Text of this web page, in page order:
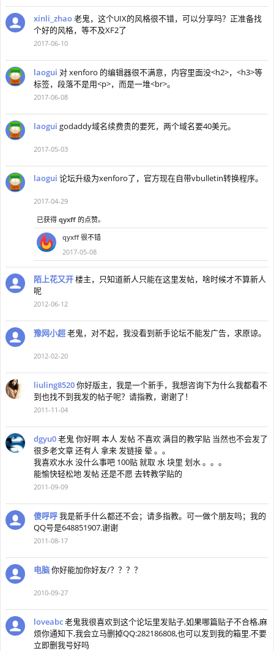
xinli_zhao老鬼，这个UIX的风格很不错，可以分享吗？正准备找
个好的风格，等不及XF2了
2017-06-10
laogui 对 xenforo 的编辑器很不满意，内容里面没<h2>，<h3>等
标签，段落不是用<p>，而是一堆<br>。
2017-06-08
laogui godaddy域名续费贵的要死，两个域名要40美元。
2017-05-03
laogui 论坛升级为xenforo了，官方现在自带vbulletin转换程序。
2017-04-29
已获得 qyxff 的点赞。
qyxff 很不错
2017-05-08
陌上花又开楼主，只知道新人只能在这里发帖，啥时候才不算新人
呢
2012-06-12
豫网小超老鬼，对不起，我没看到新手论坛不能发广告，求原谅。
2012-02-20
liuling8520你好版主，我是一个新手，我想咨询下为什么我都看不
到也找不到我发的帖子呢？请指教，谢谢了！
2011-11-04
dgyu0老鬼 你好啊 本人 发帖 不喜欢 满目的教学贴 当然也不会发了
很多老文章 还有人 拿来 发链接 晕 。。
我喜欢水水 没什么事吧 100贴 就取 水 块里 划水 。。。
能愉快轻松地 发帖 还是不愿 去转教学贴的
2011-09-09
傻呼呼我是新手什么都还不会；请多指教。可一做个朋友吗；我的
QQ号是648851907.谢谢
2011-08-17
电脑你好能加你好友/？？？？
2010-09-27
loveabc老鬼我很喜欢到这个论坛里发贴子,如果哪篇贴子不合格,麻
烦你通知下,我会立马删掉QQ:282186808,也可以发到我的箱里.不要
立即删我号好吗